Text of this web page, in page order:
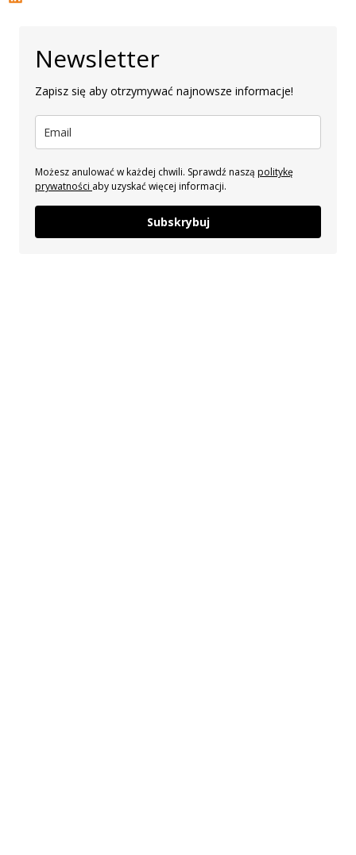
Newsletter
Zapisz się aby otrzymywać najnowsze informacje!
Możesz anulować w każdej chwili. Sprawdź naszą politykę
prywatności aby uzyskać więcej informacji.
Subskrybuj